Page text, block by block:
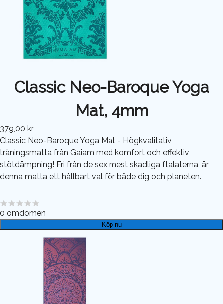
Classic Neo-Baroque Yoga
Mat, 4mm
379,00 kr
Classic Neo-Baroque Yoga Mat - Högkvalitativ
träningsmatta från Gaiam med komfort och effektiv
stötdämpning! Fri från de sex mest skadliga ftalaterna, är
denna matta ett hållbart val för både dig och planeten.
0 omdömen
Köp nu